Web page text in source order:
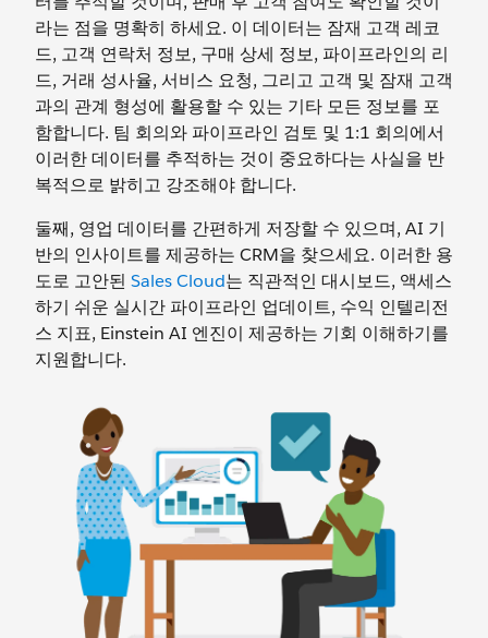
라는 점을 명확히 하세요. 이 데이터는 잠재 고객 레코
드, 고객 연락처 정보, 구매 상세 정보, 파이프라인의 리
드, 거래 성사율, 서비스 요청, 그리고 고객 및 잠재 고객
과의 관계 형성에 활용할 수 있는 기타 모든 정보를 포
함합니다. 팀 회의와 파이프라인 검토 및 1:1 회의에서
이러한 데이터를 추적하는 것이 중요하다는 사실을 반
복적으로 밝히고 강조해야 합니다.
둘째, 영업 데이터를 간편하게 저장할 수 있으며, AI 기
반의 인사이트를 제공하는 CRM을 찾으세요. 이러한 용
도로 고안된 Sales Cloud는 직관적인 대시보드, 액세스
하기 쉬운 실시간 파이프라인 업데이트, 수익 인텔리전
스 지표, Einstein AI 엔진이 제공하는 기회 이해하기를
지원합니다.